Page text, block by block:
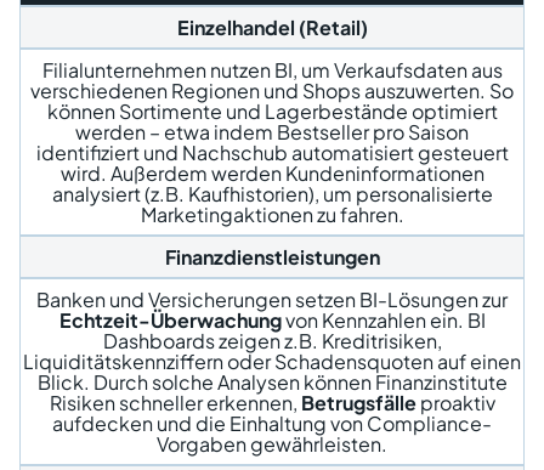
Einzelhandel (Retail)
Filialunternehmen nutzen BI, um Verkaufsdaten aus
verschiedenen Regionen und Shops auszuwerten. So
können Sortimente und Lagerbestände optimiert
werden – etwa indem Bestseller pro Saison
identifiziert und Nachschub automatisiert gesteuert
wird. Außerdem werden Kundeninformationen
analysiert (z.B. Kaufhistorien), um personalisierte
Marketingaktionen zu fahren.
Finanzdienstleistungen
Banken und Versicherungen setzen BI-Lösungen zur
Echtzeit-Überwachungvon Kennzahlen ein. BI
Dashboards zeigen z.B. Kreditrisiken,
Liquiditätskennziffern oder Schadensquoten auf einen
Blick. Durch solche Analysen können Finanzinstitute
Risiken schneller erkennen, Betrugsfälleproaktiv
aufdecken und die Einhaltung von Compliance-
Vorgaben gewährleisten.